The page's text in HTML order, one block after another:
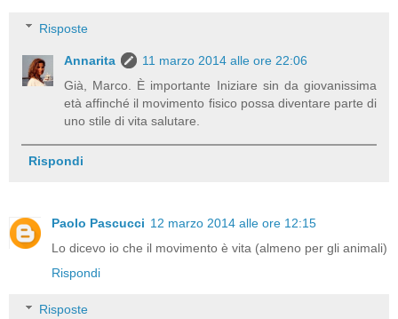
Risposte
Annarita
11 marzo 2014 alle ore 22:06
Già, Marco. È importante Iniziare sin da giovanissima
età affinché il movimento fisico possa diventare parte di
uno stile di vita salutare.
Rispondi
Paolo Pascucci 12 marzo 2014 alle ore 12:15
Lo dicevo io che il movimento è vita (almeno per gli animali)
Rispondi
Risposte